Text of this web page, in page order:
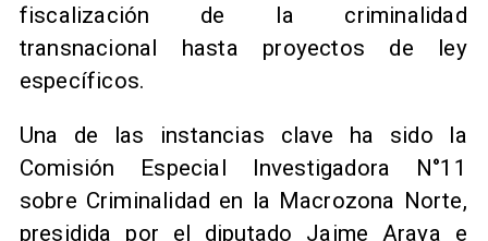
fiscalización de la criminalidad
transnacional hasta proyectos de ley
específicos.
Una de las instancias clave ha sido la
Comisión Especial Investigadora N°11
sobre Criminalidad en la Macrozona Norte,
presidida por el diputado Jaime Araya e